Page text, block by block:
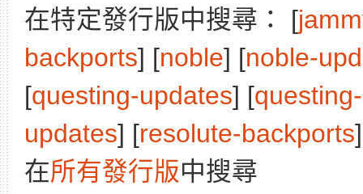
在特定發行版中搜尋： [
backports] [noble] [noble-
[questing-updates] [
updates] [resolute-backports
在所有發行版中搜尋